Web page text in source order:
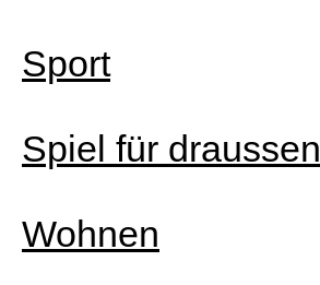
Sport
Spiel für draussen
Wohnen